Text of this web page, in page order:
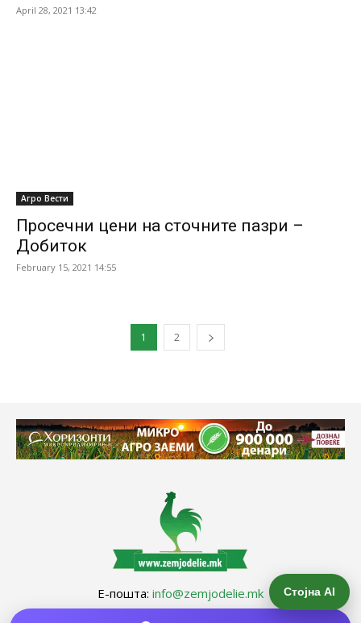
April 28, 2021 13:42
Агро Вести
Просечни цени на сточните пазри –
Добиток
February 15, 2021 14:55
1 2
Е-пошта: info@zemjodelie.mk
Тел: +38975383796
Стојна AI